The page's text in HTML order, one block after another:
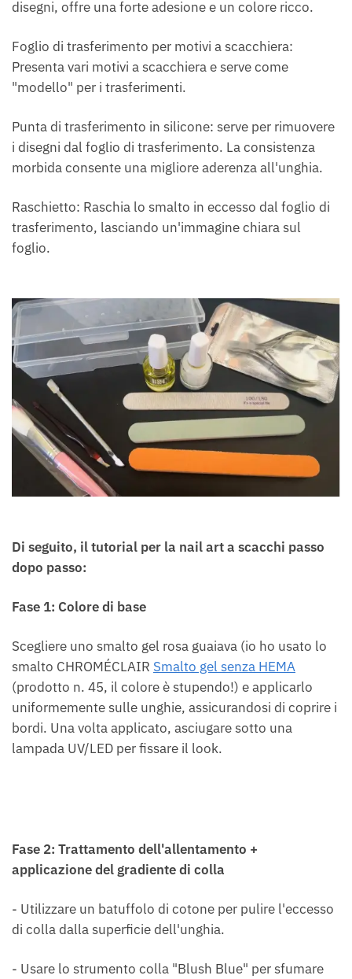
disegni, offre una forte adesione e un colore ricco.
Foglio di trasferimento per motivi a scacchiera:
Presenta vari motivi a scacchiera e serve come
"modello" per i trasferimenti.
Punta di trasferimento in silicone: serve per rimuovere
i disegni dal foglio di trasferimento. La consistenza
morbida consente una migliore aderenza all'unghia.
Raschietto: Raschia lo smalto in eccesso dal foglio di
trasferimento, lasciando un'immagine chiara sul
foglio.
Di seguito, il tutorial per la nail art a scacchi passo
dopo passo:
Fase 1: Colore di base
Scegliere uno smalto gel rosa guaiava (io ho usato lo
smalto CHROMÉCLAIR Smalto gel senza HEMA
(prodotto n. 45, il colore è stupendo!) e applicarlo
uniformemente sulle unghie, assicurandosi di coprire i
bordi. Una volta applicato, asciugare sotto una
lampada UV/LED per fissare il look.
Fase 2: Trattamento dell'allentamento +
applicazione del gradiente di colla
- Utilizzare un batuffolo di cotone per pulire l'eccesso
di colla dalla superficie dell'unghia.
- Usare lo strumento colla "Blush Blue" per sfumare